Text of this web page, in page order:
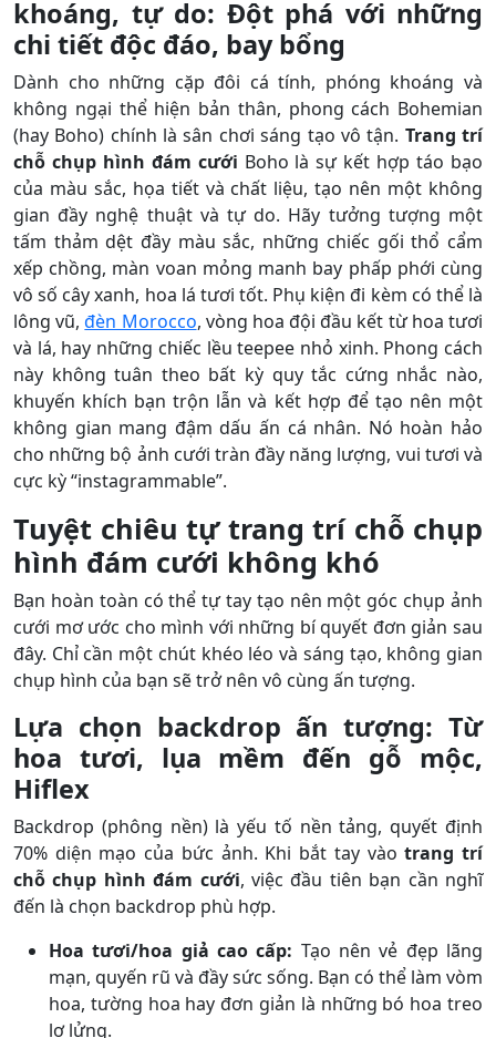
khoáng, tự do: Đột phá với những
chi tiết độc đáo, bay bổng
Dành cho những cặp đôi cá tính, phóng khoáng và
không ngại thể hiện bản thân, phong cách Bohemian
(hay Boho) chính là sân chơi sáng tạo vô tận. Trang trí
chỗ chụp hình đám cưới Boho là sự kết hợp táo bạo
của màu sắc, họa tiết và chất liệu, tạo nên một không
gian đầy nghệ thuật và tự do. Hãy tưởng tượng một
tấm thảm dệt đầy màu sắc, những chiếc gối thổ cẩm
xếp chồng, màn voan mỏng manh bay phấp phới cùng
vô số cây xanh, hoa lá tươi tốt. Phụ kiện đi kèm có thể là
lông vũ,đèn Morocco, vòng hoa đội đầu kết từ hoa tươi
và lá, hay những chiếc lều teepee nhỏ xinh. Phong cách
này không tuân theo bất kỳ quy tắc cứng nhắc nào,
khuyến khích bạn trộn lẫn và kết hợp để tạo nên một
không gian mang đậm dấu ấn cá nhân. Nó hoàn hảo
cho những bộ ảnh cưới tràn đầy năng lượng, vui tươi và
cực kỳ “instagrammable”.
Tuyệt chiêu tự trang trí chỗ chụp
hình đám cưới không khó
Bạn hoàn toàn có thể tự tay tạo nên một góc chụp ảnh
cưới mơ ước cho mình với những bí quyết đơn giản sau
đây. Chỉ cần một chút khéo léo và sáng tạo, không gian
chụp hình của bạn sẽ trở nên vô cùng ấn tượng.
Lựa chọn backdrop ấn tượng: Từ
hoa tươi, lụa mềm đến gỗ mộc,
Hiflex
Backdrop (phông nền) là yếu tố nền tảng, quyết định
70% diện mạo của bức ảnh. Khi bắt tay vàotrang trí
chỗ chụp hình đám cưới, việc đầu tiên bạn cần nghĩ
đến là chọn backdrop phù hợp.
Hoa tươi/hoa giả cao cấp: Tạo nên vẻ đẹp lãng
mạn, quyến rũ và đầy sức sống. Bạn có thể làm vòm
hoa, tường hoa hay đơn giản là những bó hoa treo
lơ lửng.